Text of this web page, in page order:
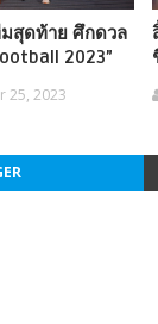
สุดท้าย ศึกดวล
2023”
25, 2023